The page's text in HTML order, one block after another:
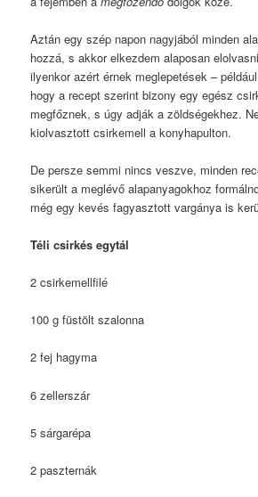
Aztán egy szép napon nagyjából minden
hozzá, s akkor elkezdem alaposan
ilyenkor azért érnek meglepetések –
hogy a recept szerint bizony egy egész
megfőznek, s úgy adják a zöldségekhez.
kiolvasztott csirkemell a konyhapulton.
De persze semmi nincs veszve, minden
sikerült a meglévő alapanyagokhoz
még egy kevés fagyasztott vargánya is
Téli csirkés egytál
2 csirkemellfilé
100 g füstölt szalonna
2 fej hagyma
6 zellerszár
5 sárgarépa
2 paszternák